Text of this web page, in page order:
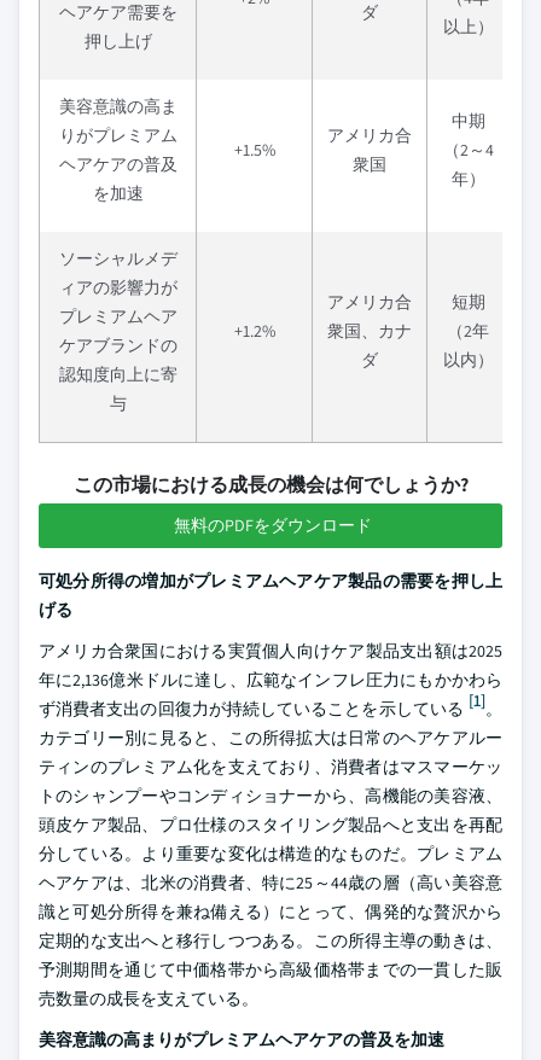
ヘアケア需要を
押し上げ
ダ
以上）
美容意識の高ま
りがプレミアム
ヘアケアの普及
を加速
+1.5%
アメリカ合
衆国
中期
（2～4
年）
ソーシャルメデ
ィアの影響力が
プレミアムヘア
ケアブランドの
認知度向上に寄
与
+1.2%
アメリカ合
衆国、カナ
ダ
短期
（2年
以内）
この市場における成長の機会は何でしょうか?
無料のPDFをダウンロード
可処分所得の増加がプレミアムヘアケア製品の需要を押し上
げる
アメリカ合衆国における実質個人向けケア製品支出額は2025
年に2,136億米ドルに達し、広範なインフレ圧力にもかかわら
ず消費者支出の回復力が持続していることを示している [1]。
カテゴリー別に見ると、この所得拡大は日常のヘアケアルー
ティンのプレミアム化を支えており、消費者はマスマーケッ
トのシャンプーやコンディショナーから、高機能の美容液、
頭皮ケア製品、プロ仕様のスタイリング製品へと支出を再配
分している。より重要な変化は構造的なものだ。プレミアム
ヘアケアは、北米の消費者、特に25～44歳の層（高い美容意
識と可処分所得を兼ね備える）にとって、偶発的な贅沢から
定期的な支出へと移行しつつある。この所得主導の動きは、
予測期間を通じて中価格帯から高級価格帯までの一貫した販
売数量の成長を支えている。
美容意識の高まりがプレミアムヘアケアの普及を加速